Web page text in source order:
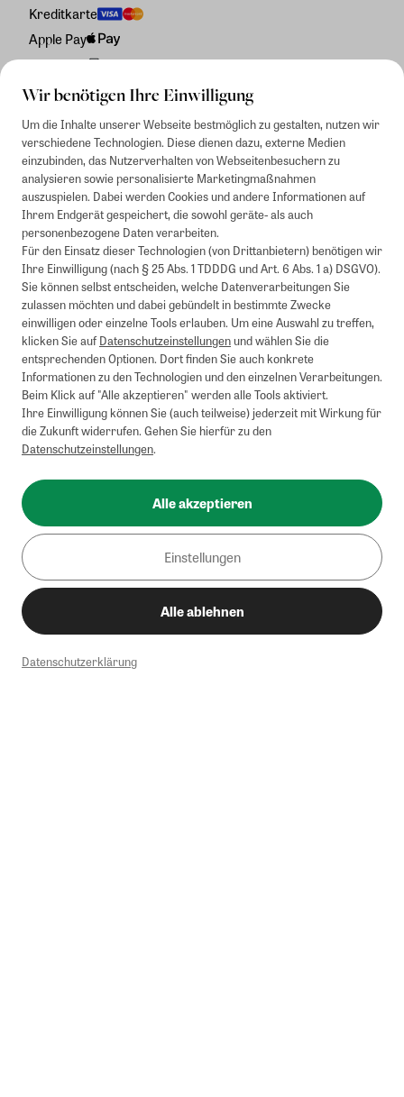
Wir benötigen Ihre Einwilligung
Um die Inhalte unserer Webseite bestmöglich zu gestalten, nutzen wir
verschiedene Technologien. Diese dienen dazu, externe Medien
einzubinden, das Nutzerverhalten von Webseitenbesuchern zu
analysieren sowie personalisierte Marketingmaßnahmen
auszuspielen. Dabei werden Cookies und andere Informationen auf
Ihrem Endgerät gespeichert, die sowohl geräte- als auch
personenbezogene Daten verarbeiten.
Für den Einsatz dieser Technologien (von Drittanbietern) benötigen wir
Ihre Einwilligung (nach § 25 Abs. 1 TDDDG und Art. 6 Abs. 1 a) DSGVO).
Sie können selbst entscheiden, welche Datenverarbeitungen Sie
zulassen möchten und dabei gebündelt in bestimmte Zwecke
einwilligen oder einzelne Tools erlauben. Um eine Auswahl zu treffen,
klicken Sie aufDatenschutzeinstellungenund wählen Sie die
entsprechenden Optionen. Dort finden Sie auch konkrete
Informationen zu den Technologien und den einzelnen Verarbeitungen.
Beim Klick auf "Alle akzeptieren" werden alle Tools aktiviert.
Ihre Einwilligung können Sie (auch teilweise) jederzeit mit Wirkung für
die Zukunft widerrufen. Gehen Sie hierfür zu den
Datenschutzeinstellungen.
Alle akzeptieren
Einstellungen
Alle ablehnen
Datenschutzerklärung
Kreditkarte
Apple Pay
Rechnung